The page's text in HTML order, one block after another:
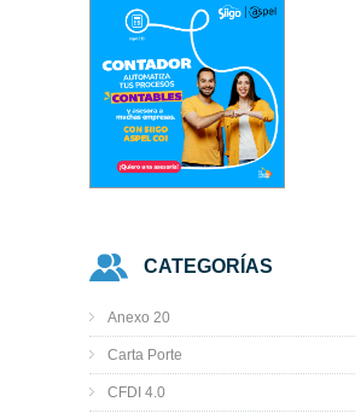
CATEGORÍAS
Anexo 20
Carta Porte
CFDI 4.0